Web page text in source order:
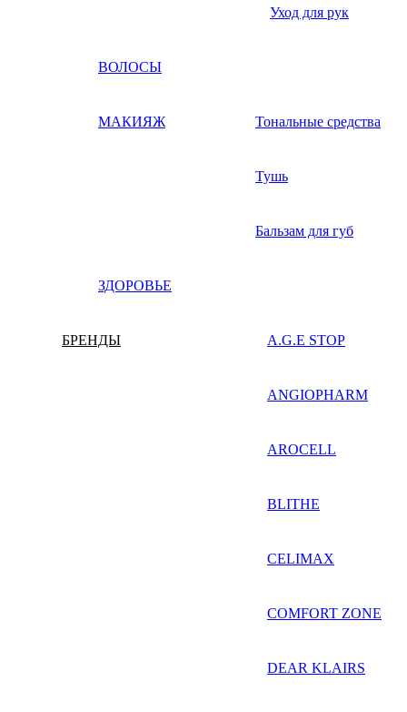
Уход для рук
ВОЛОСЫ
МАКИЯЖ Тональные средства
Тушь
Бальзам для губ
ЗДОРОВЬЕ
БРЕНДЫ A.G.E STOP
ANGIOPHARM
AROCELL
BLITHE
CELIMAX
COMFORT ZONE
DEAR KLAIRS